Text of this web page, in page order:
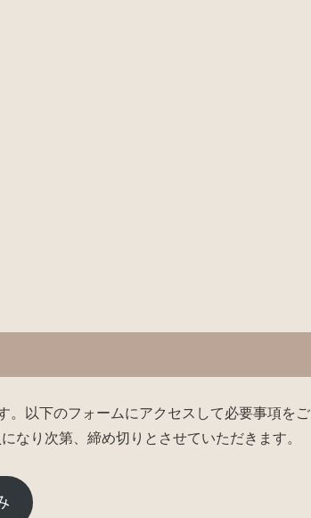
。以下のフォームにアクセスして必要事項をご
なり次第、締め切りとさせていただきます。